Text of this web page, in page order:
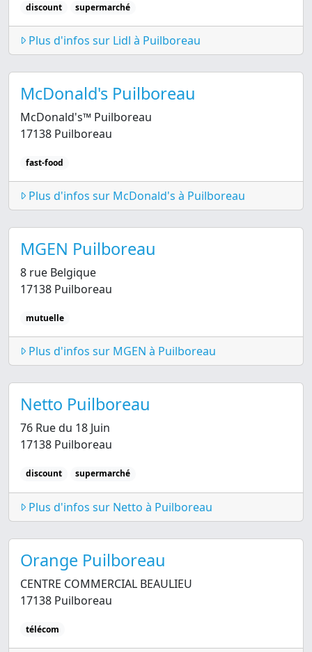
discount supermarché
Plus d'infos sur Lidl à Puilboreau
McDonald's Puilboreau
McDonald's™ Puilboreau
17138 Puilboreau
fast-food
Plus d'infos sur McDonald's à Puilboreau
MGEN Puilboreau
8 rue Belgique
17138 Puilboreau
mutuelle
Plus d'infos sur MGEN à Puilboreau
Netto Puilboreau
76 Rue du 18 Juin
17138 Puilboreau
discount supermarché
Plus d'infos sur Netto à Puilboreau
Orange Puilboreau
CENTRE COMMERCIAL BEAULIEU
17138 Puilboreau
télécom